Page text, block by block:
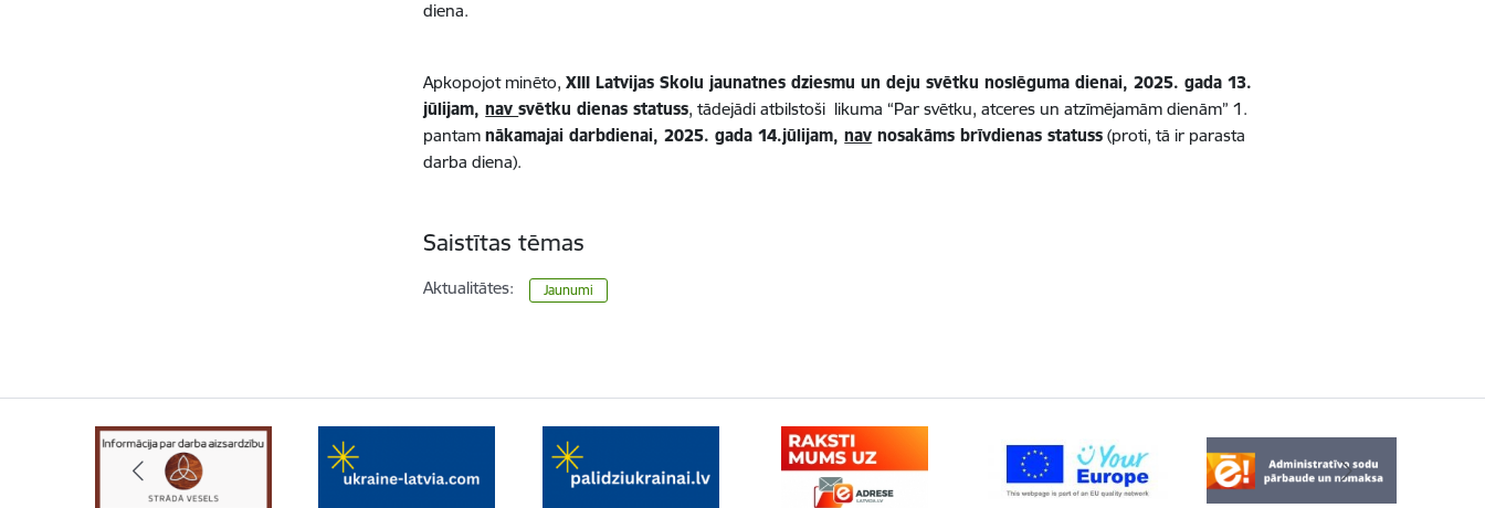
diena.
Apkopojot minēto,XIII Latvijas Skolu jaunatnes dziesmu un deju svētku noslēguma dienai, 2025. gada 13.
jūlijam,navsvētku dienas statuss, tādejādi atbilstoši likuma “Par svētku, atceres un atzīmējamām dienām” 1.
pantamnākamajai darbdienai, 2025. gada 14.jūlijam,nav nosakāms brīvdienas statuss (proti, tā ir parasta
darba diena).
Saistītas tēmas
Aktualitātes: Jaunumi